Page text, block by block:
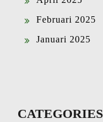
Februari 2025
Januari 2025
CATEGORIES